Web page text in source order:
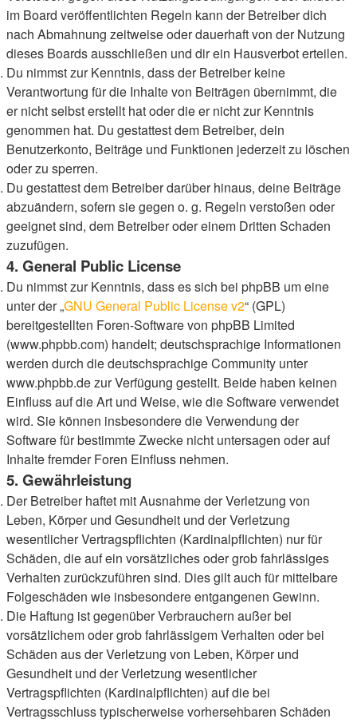
im Board veröffentlichten Regeln kann der Betreiber dich
nach Abmahnung zeitweise oder dauerhaft von der Nutzung
dieses Boards ausschließen und dir ein Hausverbot erteilen.
Du nimmst zur Kenntnis, dass der Betreiber keine
Verantwortung für die Inhalte von Beiträgen übernimmt, die
er nicht selbst erstellt hat oder die er nicht zur Kenntnis
genommen hat. Du gestattest dem Betreiber, dein
Benutzerkonto, Beiträge und Funktionen jederzeit zu löschen
oder zu sperren.
Du gestattest dem Betreiber darüber hinaus, deine Beiträge
abzuändern, sofern sie gegen o. g. Regeln verstoßen oder
geeignet sind, dem Betreiber oder einem Dritten Schaden
zuzufügen.
4. General Public License
Du nimmst zur Kenntnis, dass es sich bei phpBB um eine
unter der „GNU General Public License v2“ (GPL)
bereitgestellten Foren-Software von phpBB Limited
(www.phpbb.com) handelt; deutschsprachige Informationen
werden durch die deutschsprachige Community unter
www.phpbb.de zur Verfügung gestellt. Beide haben keinen
Einfluss auf die Art und Weise, wie die Software verwendet
wird. Sie können insbesondere die Verwendung der
Software für bestimmte Zwecke nicht untersagen oder auf
Inhalte fremder Foren Einfluss nehmen.
5. Gewährleistung
Der Betreiber haftet mit Ausnahme der Verletzung von
Leben, Körper und Gesundheit und der Verletzung
wesentlicher Vertragspflichten (Kardinalpflichten) nur für
Schäden, die auf ein vorsätzliches oder grob fahrlässiges
Verhalten zurückzuführen sind. Dies gilt auch für mittelbare
Folgeschäden wie insbesondere entgangenen Gewinn.
Die Haftung ist gegenüber Verbrauchern außer bei
vorsätzlichem oder grob fahrlässigem Verhalten oder bei
Schäden aus der Verletzung von Leben, Körper und
Gesundheit und der Verletzung wesentlicher
Vertragspflichten (Kardinalpflichten) auf die bei
Vertragsschluss typischerweise vorhersehbaren Schäden